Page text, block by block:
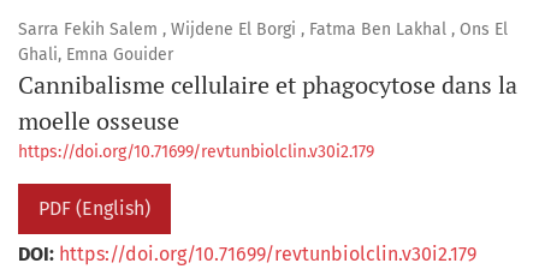
Sarra Fekih Salem , Wijdene El Borgi , Fatma Ben Lakhal , Ons El
Ghali, Emna Gouider
Cannibalisme cellulaire et phagocytose dans la
moelle osseuse
https://doi.org/10.71699/revtunbiolclin.v30i2.179
PDF (English)
DOI: https://doi.org/10.71699/revtunbiolclin.v30i2.179